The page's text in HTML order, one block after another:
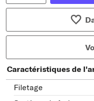
Caractéristiques de
Filetage